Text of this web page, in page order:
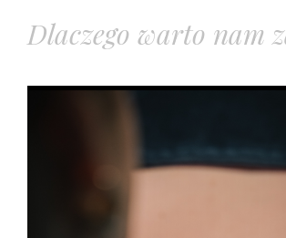
Dlaczego warto nam